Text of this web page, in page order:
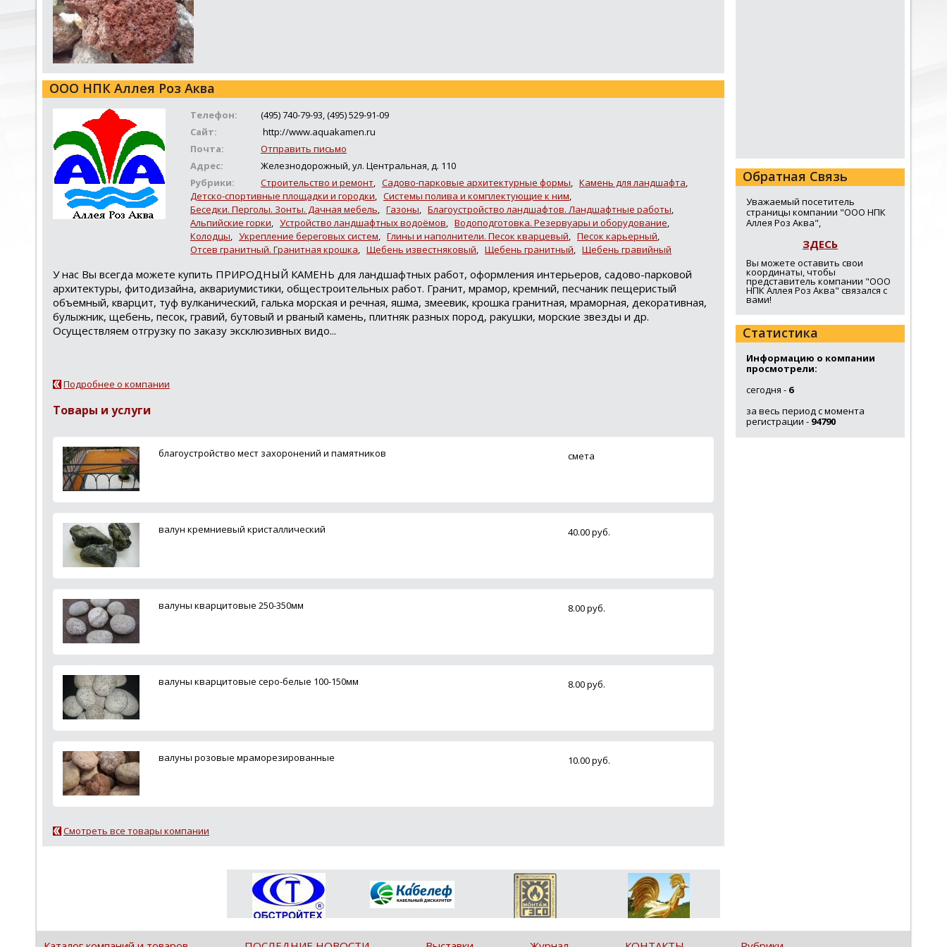
ООО НПК Аллея Роз Аква
Телефон:
(495) 740-79-93, (495) 529-91-09
Сайт:
http://www.aquakamen.ru
Почта:
Отправить письмо
Адрес:
Железнодорожный, ул. Центральная, д. 110
Рубрики:
Строительство и ремонт, Садово-парковые архитектурные формы, Камень для ландшафта,
Детско-спортивные площадки и городки, Системы полива и комплектующие к ним,
Беседки. Перголы. Зонты. Дачная мебель, Газоны, Благоустройство ландшафтов. Ландшафтные работы,
Альпийские горки, Устройство ландшафтных водоёмов, Водоподготовка. Резервуары и оборудование,
Колодцы, Укрепление береговых систем, Глины и наполнители. Песок кварцевый, Песок карьерный,
Отсев гранитный. Гранитная крошка, Щебень известняковый, Щебень гранитный, Щебень гравийный
У нас Вы всегда можете купить ПРИРОДНЫЙ КАМЕНЬ для ландшафтных работ, оформления интерьеров, садово-парковой
архитектуры, фитодизайна, аквариумистики, общестроительных работ. Гранит, мрамор, кремний, песчаник пещеристый
объемный, кварцит, туф вулканический, галька морская и речная, яшма, змеевик, крошка гранитная, мраморная, декоративная,
булыжник, щебень, песок, гравий, бутовый и рваный камень, плитняк разных пород, ракушки, морские звезды и др.
Осуществляем отгрузку по заказу эксклюзивных видо...
Подробнее о компании
Товары и услуги
благоустройство мест захоронений и памятников смета
валун кремниевый кристаллический 40.00 руб.
валуны кварцитовые 250-350мм 8.00 руб.
валуны кварцитовые серо-белые 100-150мм 8.00 руб.
валуны розовые мраморезированные 10.00 руб.
Смотреть все товары компании
Обратная Связь
Уважаемый посетитель
страницы компании "ООО НПК
Аллея Роз Аква",
ЗДЕСЬ
Вы можете оставить свои
координаты, чтобы
представитель компании "ООО
НПК Аллея Роз Аква" связался с
вами!
Статистика
Информацию о компании
просмотрели:
сегодня - 6
за весь период с момента
регистрации - 94790